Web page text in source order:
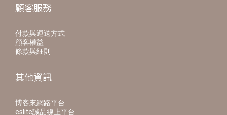
顧客服務
付款與運送方式
顧客權益
條款與細則
其他資訊
博客來網路平台
eslite誠品線上平台